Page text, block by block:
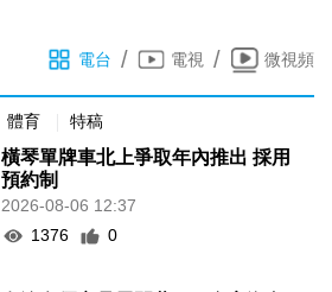
電台 / 電視 / 微視頻
體育 特稿
橫琴單牌車北上爭取年內推出 採用
預約制
2026-08-06 12:37
1376
0